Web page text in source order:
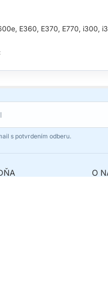
E360, E370, E770,
s potvrdením odberu.
O